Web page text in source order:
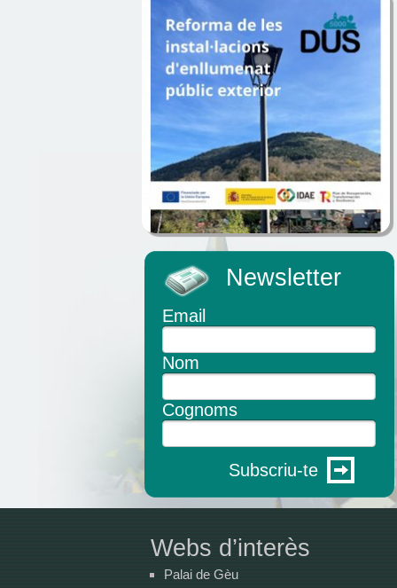
Newsletter
Email
Nom
Cognoms
Subscriu-te
Webs d’interès
Palai de Gèu